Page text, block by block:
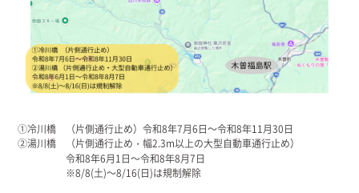
①冷川橋 （片側通行止め）令和8年7月6日～令和8年11月30日
②湯川橋 （片側通行止め・幅2.3m以上の大型自動車通行止め）
令和8年6月1日～令和8年8月7日
※8/8(土)～8/16(日)は規制解除